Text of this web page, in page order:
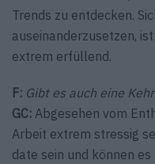
Trends zu entdecken.
auseinanderzusetzen,
extrem erfüllend.
F: Gibt es auch eine
GC: Abgesehen vom
Arbeit extrem stressig
date sein und können